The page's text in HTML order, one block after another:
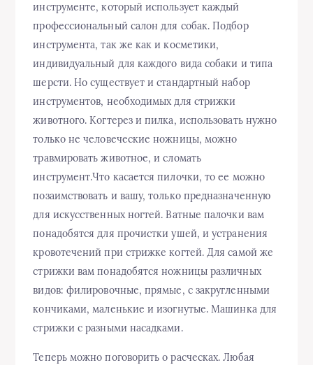
инструменте, который использует каждый
профессиональный салон для собак. Подбор
инструмента, так же как и косметики,
индивидуальный для каждого вида собаки и типа
шерсти. Но существует и стандартный набор
инструментов, необходимых для стрижки
животного. Когтерез и пилка, использовать нужно
только не человеческие ножницы, можно
травмировать животное, и сломать
инструмент.Что касается пилочки, то ее можно
позаимствовать и вашу, только предназначенную
для искусственных ногтей. Ватные палочки вам
понадобятся для прочистки ушей, и устранения
кровотечений при стрижке когтей. Для самой же
стрижки вам понадобятся ножницы различных
видов: филировочные, прямые, с закругленными
кончиками, маленькие и изогнутые. Машинка для
стрижки с разными насадками.
Теперь можно поговорить о расческах. Любая